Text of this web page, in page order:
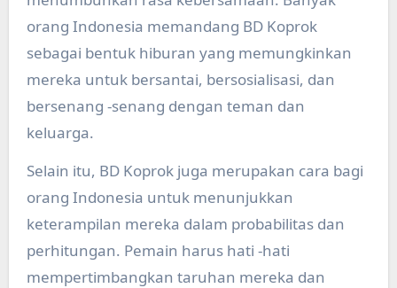
orang Indonesia memandang BD Koprok
sebagai bentuk hiburan yang memungkinkan
mereka untuk bersantai, bersosialisasi, dan
bersenang -senang dengan teman dan
keluarga.
Selain itu, BD Koprok juga merupakan cara bagi
orang Indonesia untuk menunjukkan
keterampilan mereka dalam probabilitas dan
perhitungan. Pemain harus hati -hati
mempertimbangkan taruhan mereka dan